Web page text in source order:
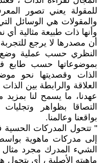
للمقولة يعني تصور
والمقولات هي الوسائل
وأنها ذات طبيعة مثالية أي
أن مصدرها لا يرجع
النظري حسب عملية وضع
بموضوعاتها حسب طابع
الذات وقصديتها نحو
العلاقة والرابطة بين
عهدنا، ما يسمح لنا
التصاقا بظواهر
بواقعنا وعالمنا.
" تتحول المدركات الحسية
إلى مدركات ماهوية
الشيء المدرك مجرد
ماهيته الأصلية ، أي